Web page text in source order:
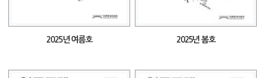
2025년 여름호 2025년 봄호